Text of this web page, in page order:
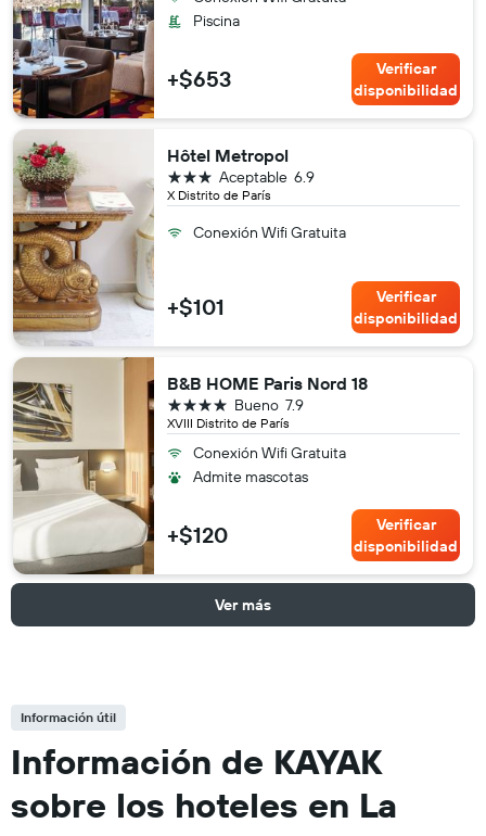
Piscina
+$653
Verificar
disponibilidad
Hôtel Metropol
X Distrito de París
6.9
Aceptable
3 estrellas
Conexión Wifi Gratuita
+$101
Verificar
disponibilidad
B&B HOME Paris Nord 18
XVIII Distrito de París
7.9
Bueno
4 estrellas
Conexión Wifi Gratuita
Admite mascotas
+$120
Verificar
disponibilidad
Ver más
Información útil
Información de KAYAK
sobre los hoteles en La